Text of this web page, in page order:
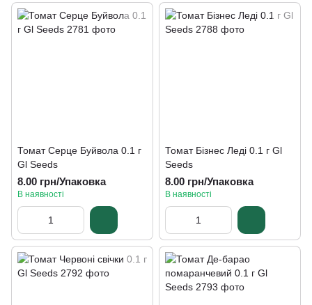
Томат Серце Буйвола 0.1 г
Gl Seeds
8.00 грн/Упаковка
В наявності
Томат Бізнес Леді 0.1 г Gl
Seeds
8.00 грн/Упаковка
В наявності